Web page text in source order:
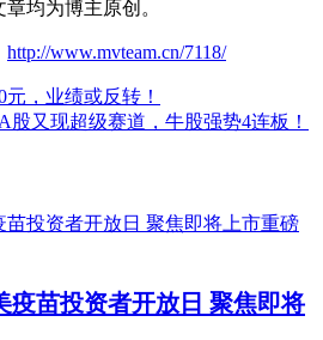
均为博主原创。
http://www.mvteam.cn/7118/
，业绩或反转！
股又现超级赛道，牛股强势4连板！
疫苗投资者开放日 聚焦即将